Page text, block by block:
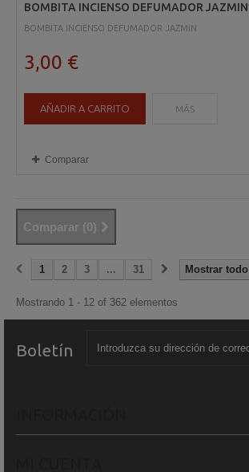
BOMBITA INCIENSO DEFUMADOR JAZMIN
BOMBITA INCIENSO DEFUMADOR JAZMIN
3,00 €
AÑADIR A CARRITO MÁS
Comparar
Comparar (0)
Mostrar todo
1 2 3 ... 31
Mostrando 1 - 12 of 362 elementos
Boletín